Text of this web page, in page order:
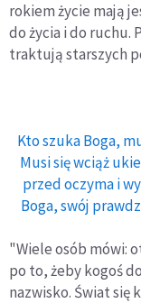
rokiem życie mają
do życia i do ruchu.
traktują starszych
Kto szuka Boga,
Musi się wciąż
przed oczyma i
Boga, swój
"Wiele osób mówi:
po to, żeby kogoś
nazwisko. Świat się